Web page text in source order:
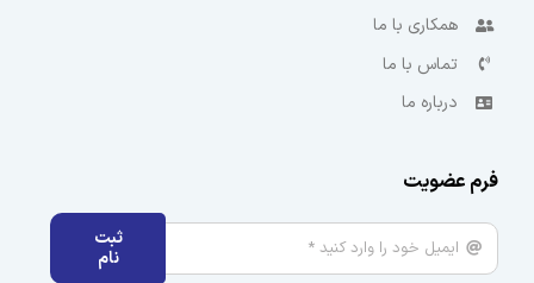
همکاری با ما
تماس با ما
درباره ما
فرم عضویت
ثبت
نام